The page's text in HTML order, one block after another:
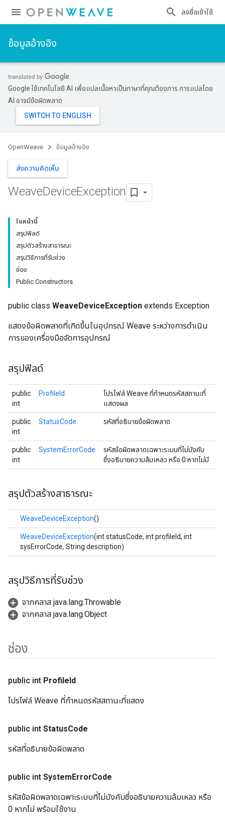
ลงชื่อเข้าใช้
ข้อมูลอ้างอิง
Google ใช้เทคโนโลยี AI เพื่อแปลเนื้อหาเป็นภาษาที่คุณต้องการ การแปลโดย
AI อาจมีข้อผิดพลาด
OpenWeave ข้อมูลอ้างอิง
ส่งความคิดเห็น
WeaveDeviceException
ในหน้านี้
สรุปฟิลด์
สรุปตัวสร้างสาธารณะ
สรุปวิธีการที่รับช่วง
ช่อง
Public Constructors
public class WeaveDeviceException extends Exception
แสดงข้อผิดพลาดที่เกิดขึ้นในอุปกรณ์ Weave ระหว่างการดำเนิน
การของเครื่องมือจัดการอุปกรณ์
สรุปฟิลด์
public
int
ProfileId
โปรไฟล์ Weave ที่กำหนดรหัสสถานะที่
แสดงผล
public
int
StatusCode รหัสที่อธิบายข้อผิดพลาด
public
int
SystemErrorCode
รหัสข้อผิดพลาดเฉพาะระบบที่ไม่บังคับ
ซึ่งอธิบายความล้มเหลว หรือ 0 หากไม่มี
สรุปตัวสร้างสาธารณะ
WeaveDeviceException()
WeaveDeviceException(int statusCode, int profileId, int
sysErrorCode, String description)
สรุปวิธีการที่รับช่วง
จากคลาส java.lang.Throwable
จากคลาส java.lang.Object
ช่อง
public int ProfileId
โปรไฟล์ Weave ที่กำหนดรหัสสถานะที่แสดง
public int StatusCode
รหัสที่อธิบายข้อผิดพลาด
public int SystemErrorCode
รหัสข้อผิดพลาดเฉพาะระบบที่ไม่บังคับซึ่งอธิบายความล้มเหลว หรือ
0 หากไม่ พร้อมใช้งาน